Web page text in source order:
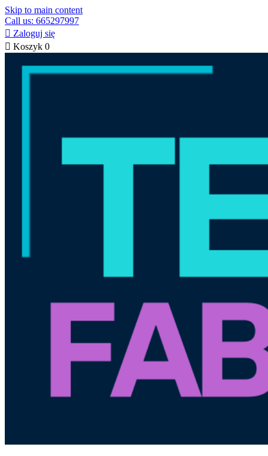
Skip to main content
Call us: 665297997
 Zaloguj się
 Koszyk 0